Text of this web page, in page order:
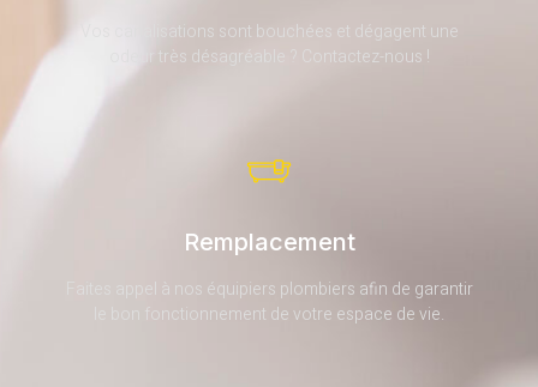
Vos canalisations sont bouchées et dégagent une
odeur très désagréable ? Contactez-nous !
Remplacement
Faites appel à nos équipiers plombiers afin de garantir
le bon fonctionnement de votre espace de vie.